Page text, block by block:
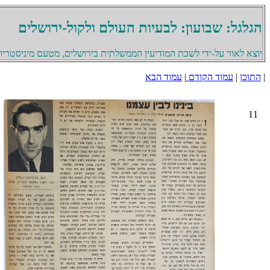
הגלגל: שבועון: לבעיות העולם ולקול-ירושלים
יוצא לאור על-ידי לשכת המודיעין הממשלתית בירושלים, מטעם
| התוכן | עמוד הקודם | עמוד הבא
11